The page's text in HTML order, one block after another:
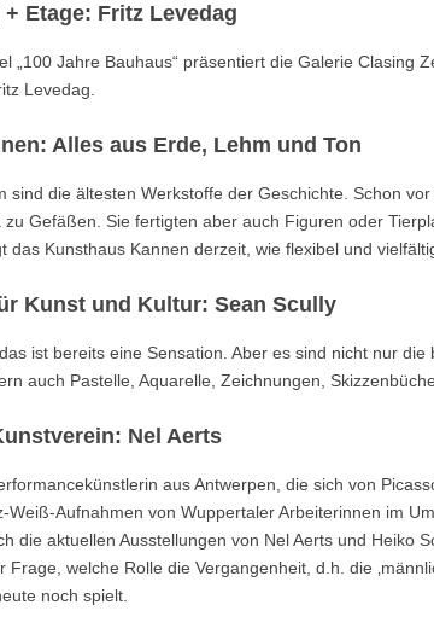
Etage: Fritz Levedag
„100 Jahre Bauhaus“ präsentiert die Galerie Clasing
Levedag.
Alles aus Erde, Lehm und Ton
sind die ältesten Werkstoffe der Geschichte. Schon
Gefäßen. Sie fertigten aber auch Figuren oder
das Kunsthaus Kannen derzeit, wie flexibel und
Kunst und Kultur: Sean Scully
ist bereits eine Sensation. Aber es sind nicht nur
auch Pastelle, Aquarelle, Zeichnungen,
Nel Aerts
aus Antwerpen, die sich von
Weiß-Aufnahmen von Wuppertaler Arbeiterinnen im
die aktuellen Ausstellungen von Nel Aerts und Heiko
welche Rolle die Vergangenheit, d.h. die
noch spielt.